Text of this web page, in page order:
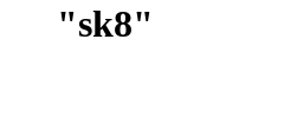
"sk8"